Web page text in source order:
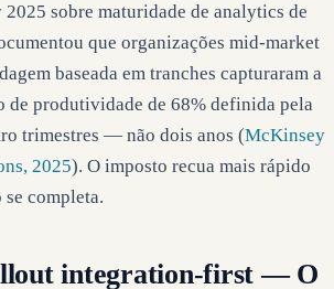
sobre maturidade de analytics de
que organizações mid-market
baseada em tranches capturaram a
de produtividade de 68% definida pela
trimestres — não dois anos (McKinsey
2025). O imposto recua mais rápido
completa.
integration-first — O